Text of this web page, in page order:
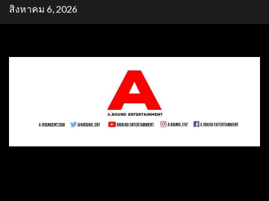
Skipสิงหาคม 6, 2026